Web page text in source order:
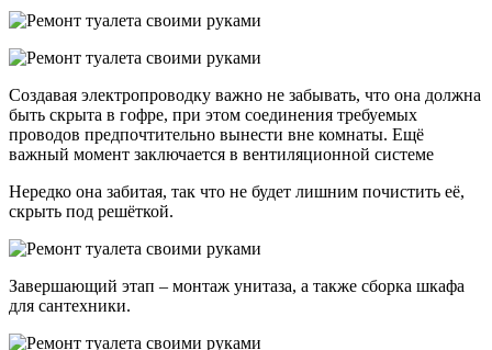
Создавая электропроводку важно не забывать, что она должна
быть скрыта в гофре, при этом соединения требуемых
проводов предпочтительно вынести вне комнаты. Ещё
важный момент заключается в вентиляционной системе
Нередко она забитая, так что не будет лишним почистить её,
скрыть под решёткой.
Завершающий этап – монтаж унитаза, а также сборка шкафа
для сантехники.